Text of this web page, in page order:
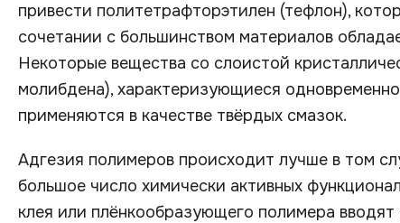
привести политетрафторэтилен (тефлон),
сочетании с большинством материалов
Некоторые вещества со слоистой
молибдена), характеризующиеся
применяются в качестве твёрдых смазок.
Адгезия полимеров происходит лучше в том
большое число химически активных
клея или плёнкообразующего полимера